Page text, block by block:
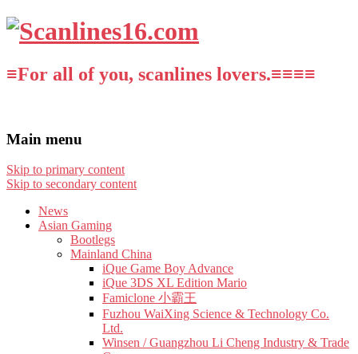
≡For all of you, scanlines lovers.≡≡≡≡
Main menu
Skip to primary content
Skip to secondary content
News
Asian Gaming
Bootlegs
Mainland China
iQue Game Boy Advance
iQue 3DS XL Edition Mario
Famiclone 小霸王
Fuzhou WaiXing Science & Technology Co.
Ltd.
Winsen / Guangzhou Li Cheng Industry & Trade